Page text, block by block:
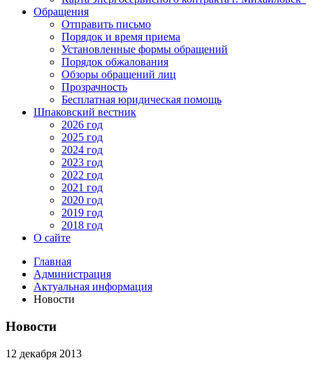
Обращения
Отправить письмо
Порядок и время приема
Установленные формы обращений
Порядок обжалования
Обзоры обращений лиц
Прозрачность
Бесплатная юридическая помощь
Шпаковский вестник
2026 год
2025 год
2024 год
2023 год
2022 год
2021 год
2020 год
2019 год
2018 год
О сайте
Главная
Администрация
Актуальная информация
Новости
Новости
12 декабря 2013